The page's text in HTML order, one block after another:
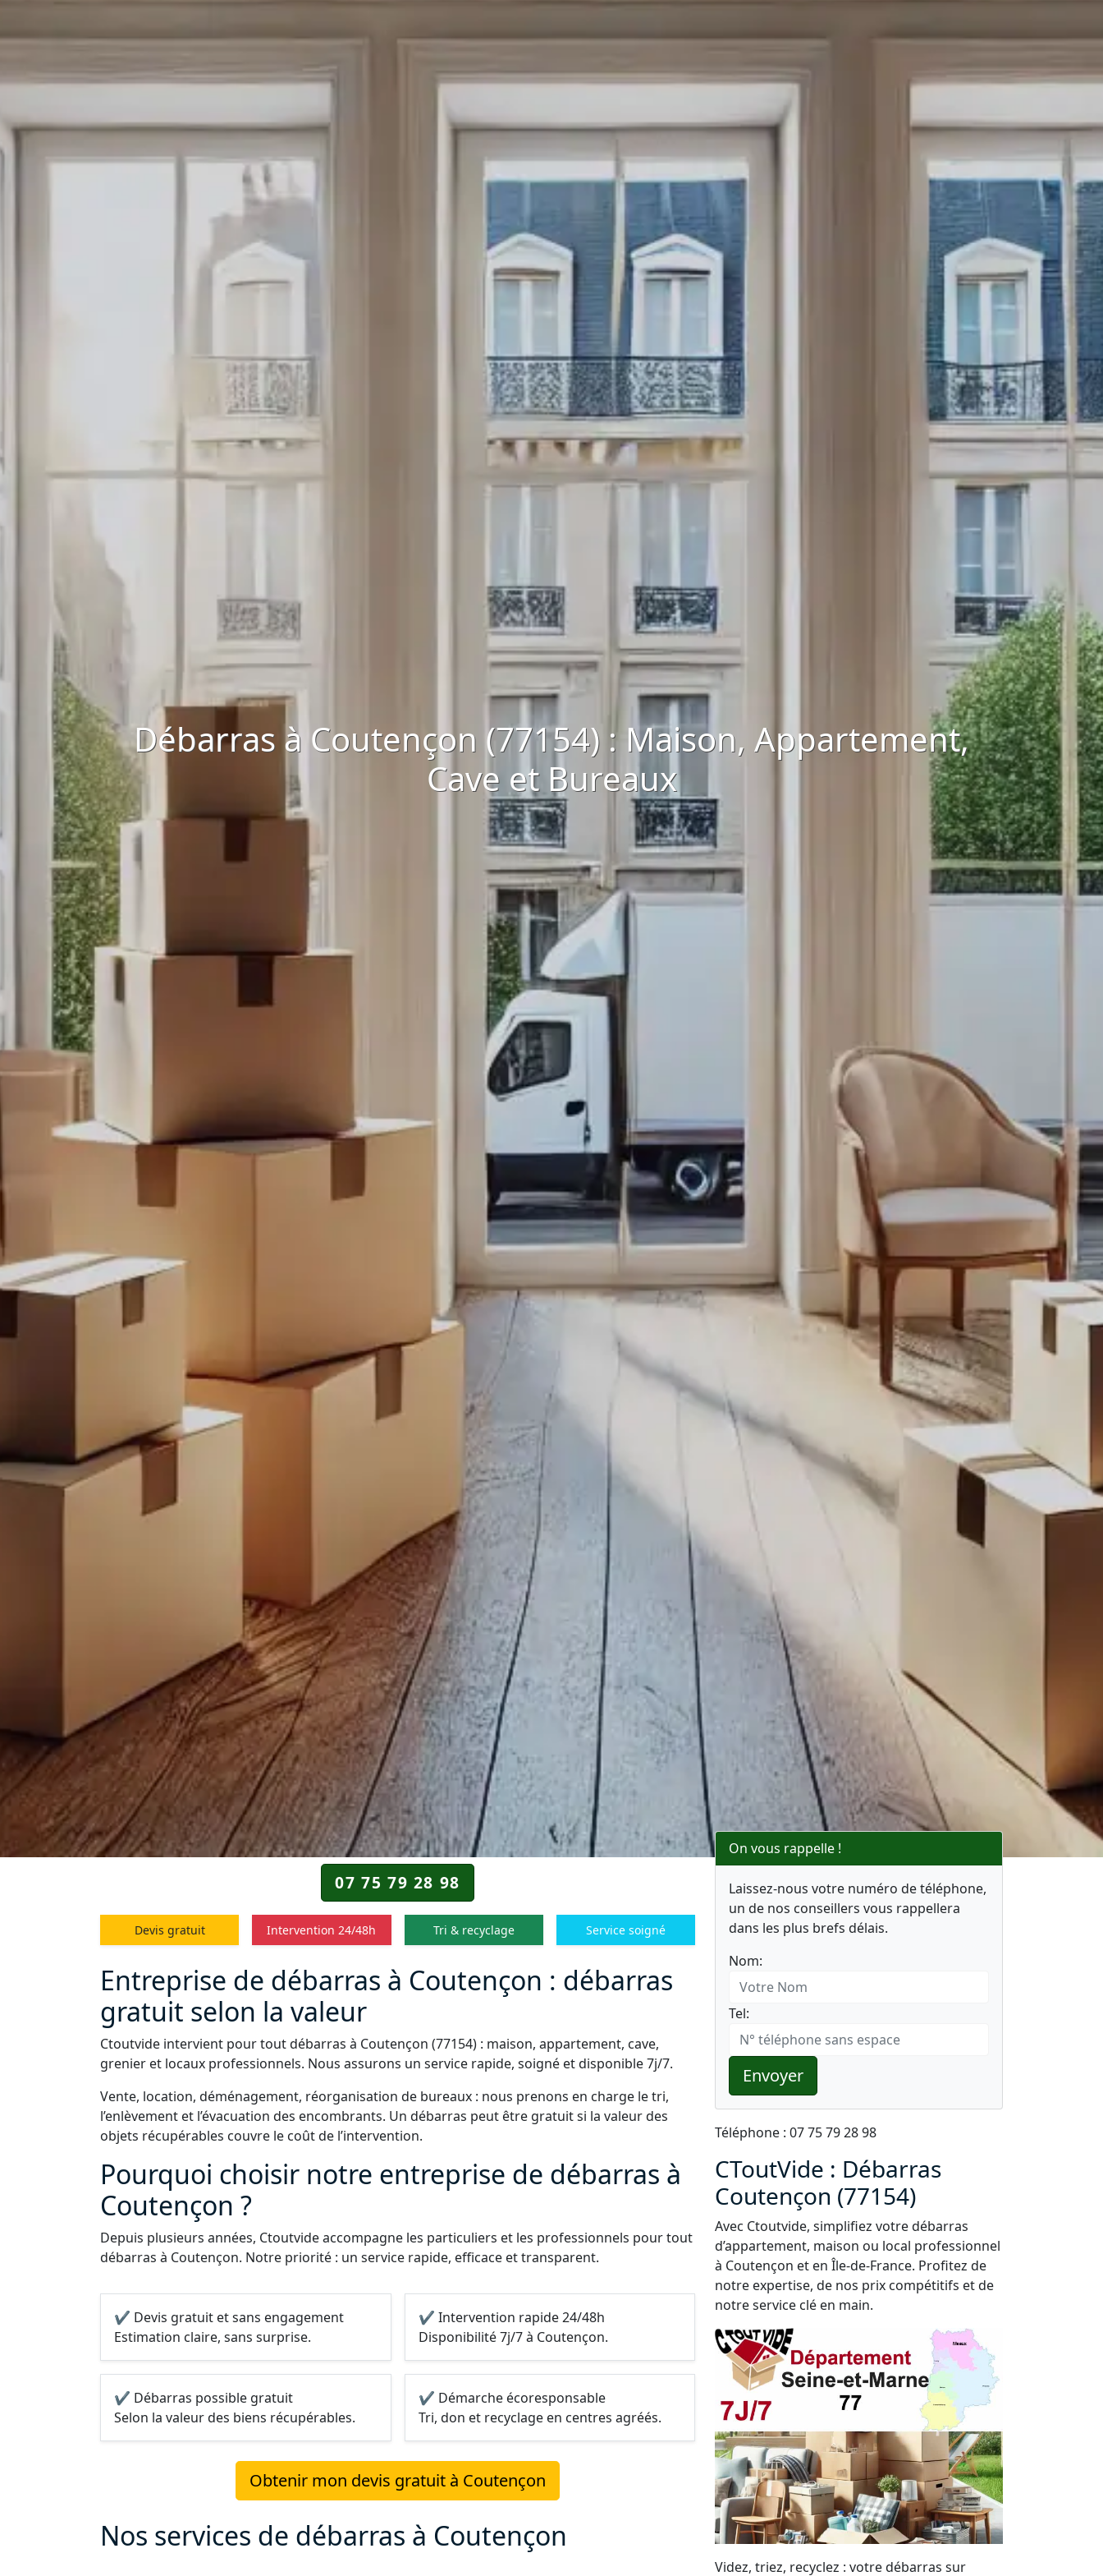
Débarras à Coutençon (77154) : Maison, Appartement,
Cave et Bureaux
07 75 79 28 98
Devis gratuit Intervention 24/48h Tri & recyclage Service soigné
Entreprise de débarras à Coutençon : débarras
gratuit selon la valeur
Ctoutvide intervient pour tout débarras à Coutençon (77154) : maison, appartement, cave,
grenier et locaux professionnels. Nous assurons un service rapide, soigné et disponible 7j/7.
Vente, location, déménagement, réorganisation de bureaux : nous prenons en charge le tri,
l’enlèvement et l’évacuation des encombrants. Un débarras peut être gratuit si la valeur des
objets récupérables couvre le coût de l’intervention.
Pourquoi choisir notre entreprise de débarras à
Coutençon ?
Depuis plusieurs années, Ctoutvide accompagne les particuliers et les professionnels pour tout
débarras à Coutençon. Notre priorité : un service rapide, efficace et transparent.
✔ Devis gratuit et sans engagement
Estimation claire, sans surprise.
✔ Intervention rapide 24/48h
Disponibilité 7j/7 à Coutençon.
✔ Débarras possible gratuit
Selon la valeur des biens récupérables.
✔ Démarche écoresponsable
Tri, don et recyclage en centres agréés.
Obtenir mon devis gratuit à Coutençon
Nos services de débarras à Coutençon
On vous rappelle !
Laissez-nous votre numéro de téléphone,
un de nos conseillers vous rappellera
dans les plus brefs délais.
Nom:
Tel:
Envoyer
Téléphone : 07 75 79 28 98
CToutVide : Débarras
Coutençon (77154)
Avec Ctoutvide, simplifiez votre débarras
d’appartement, maison ou local professionnel
à Coutençon et en Île-de-France. Profitez de
notre expertise, de nos prix compétitifs et de
notre service clé en main.
Videz, triez, recyclez : votre débarras sur